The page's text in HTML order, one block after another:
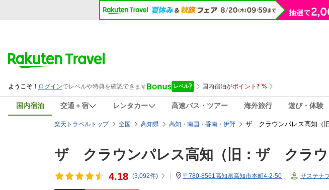
国内宿泊 交通＋宿 レンタカー 高速バス・ツアー 海外旅行 遊び・体験
楽天トラベルトップ 全国 高知県 高知・南国・香南・伊野 ザ クラウンパレス高知（
ザ クラウンパレス高知（旧：ザ クラウ
4.18 (3,092件) 〒780-8561高知県高知市本町4-2-50 サステナ